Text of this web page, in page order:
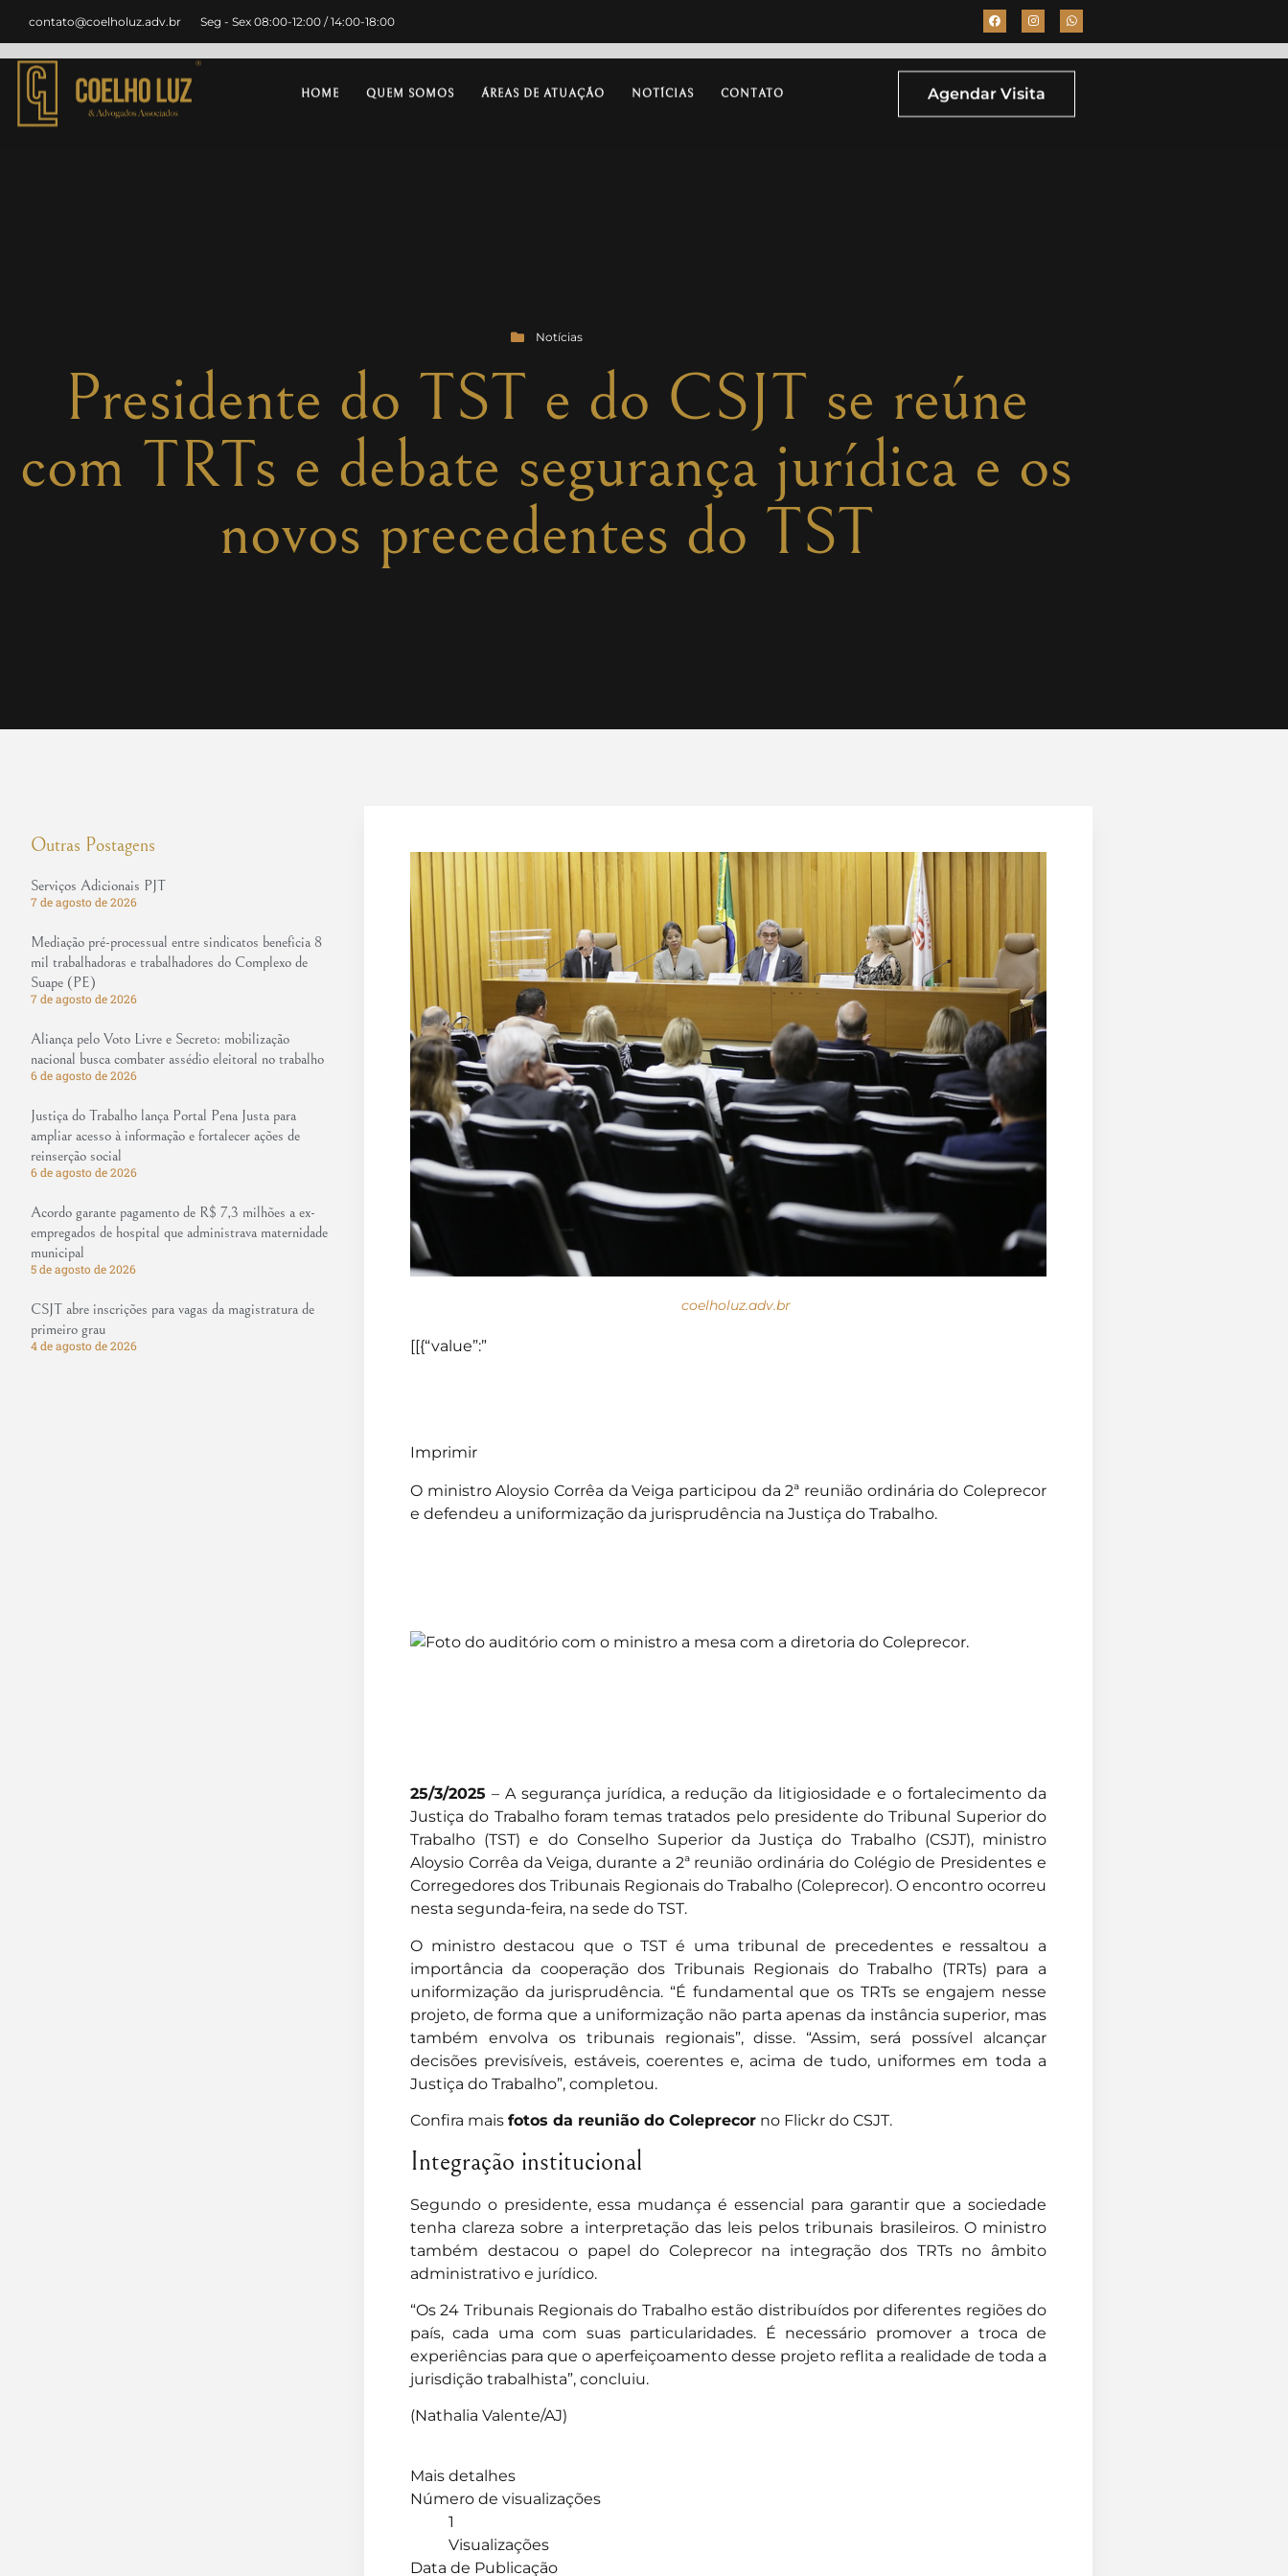
contato@coelholuz.adv.br Seg - Sex 08:00-12:00 / 14:00-18:00
HOME QUEM SOMOS ÁREAS DE ATUAÇÃO NOTÍCIAS CONTATO Agendar Visita
Notícias
Presidente do TST e do CSJT se reúne
com TRTs e debate segurança jurídica e os
novos precedentes do TST
Outras Postagens
Serviços Adicionais PJT
7 de agosto de 2026
Mediação pré-processual entre sindicatos beneficia 8
mil trabalhadoras e trabalhadores do Complexo de
Suape (PE)
7 de agosto de 2026
Aliança pelo Voto Livre e Secreto: mobilização
nacional busca combater assédio eleitoral no trabalho
6 de agosto de 2026
Justiça do Trabalho lança Portal Pena Justa para
ampliar acesso à informação e fortalecer ações de
reinserção social
6 de agosto de 2026
Acordo garante pagamento de R$ 7,3 milhões a ex-
empregados de hospital que administrava maternidade
municipal
5 de agosto de 2026
CSJT abre inscrições para vagas da magistratura de
primeiro grau
4 de agosto de 2026
coelholuz.adv.br
[[{“value”:”
Imprimir
O ministro Aloysio Corrêa da Veiga participou da 2ª reunião ordinária do Coleprecor
e defendeu a uniformização da jurisprudência na Justiça do Trabalho.
25/3/2025 – A segurança jurídica, a redução da litigiosidade e o fortalecimento da
Justiça do Trabalho foram temas tratados pelo presidente do Tribunal Superior do
Trabalho (TST) e do Conselho Superior da Justiça do Trabalho (CSJT), ministro
Aloysio Corrêa da Veiga, durante a 2ª reunião ordinária do Colégio de Presidentes e
Corregedores dos Tribunais Regionais do Trabalho (Coleprecor). O encontro ocorreu
nesta segunda-feira, na sede do TST.
O ministro destacou que o TST é uma tribunal de precedentes e ressaltou a
importância da cooperação dos Tribunais Regionais do Trabalho (TRTs) para a
uniformização da jurisprudência. “É fundamental que os TRTs se engajem nesse
projeto, de forma que a uniformização não parta apenas da instância superior, mas
também envolva os tribunais regionais”, disse. “Assim, será possível alcançar
decisões previsíveis, estáveis, coerentes e, acima de tudo, uniformes em toda a
Justiça do Trabalho”, completou.
Confira mais fotos da reunião do Coleprecorno Flickr do CSJT.
Integração institucional
Segundo o presidente, essa mudança é essencial para garantir que a sociedade
tenha clareza sobre a interpretação das leis pelos tribunais brasileiros. O ministro
também destacou o papel do Coleprecor na integração dos TRTs no âmbito
administrativo e jurídico.
“Os 24 Tribunais Regionais do Trabalho estão distribuídos por diferentes regiões do
país, cada uma com suas particularidades. É necessário promover a troca de
experiências para que o aperfeiçoamento desse projeto reflita a realidade de toda a
jurisdição trabalhista”, concluiu.
(Nathalia Valente/AJ)
Mais detalhes
Número de visualizações
1
Visualizações
Data de Publicação